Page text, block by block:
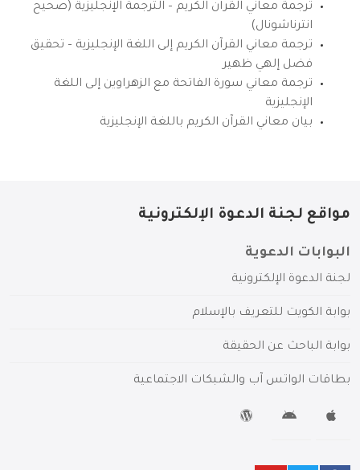
ترجمة معاني القرآن الكريم – الترجمة الإنجليزية (صحيح
انترناشونال)
ترجمة معاني القرآن الكريم إلى اللغة الإنجليزية – تحقيق
فضل إلهي ظهير
ترجمة معاني سورة الفاتحة مع الزهراوين إلى اللغة
الإنجليزية
بيان معاني القرآن الكريم باللغة الإنجليزية
مواقع لجنة الدعوة الإلكترونية
البوابات الدعوية
لجنة الدعوة الإلكترونية
بوابة الكويت للتعريف بالإسلام
بوابة الباحث عن الحقيقة
بطاقات الواتس آب والشبكات الاجتماعية